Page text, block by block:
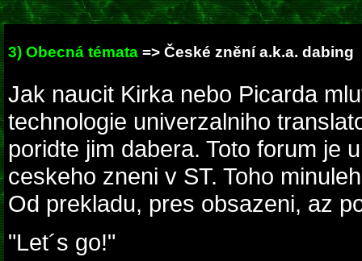
3) Obecná témata => České znění a.k.a. dabing
Jak naucit Kirka nebo Picarda
technologie univerzalniho
poridte jim dabera. Toto forum je
ceskeho zneni v ST. Toho
Od prekladu, pres obsazeni, az
"Let´s go!"